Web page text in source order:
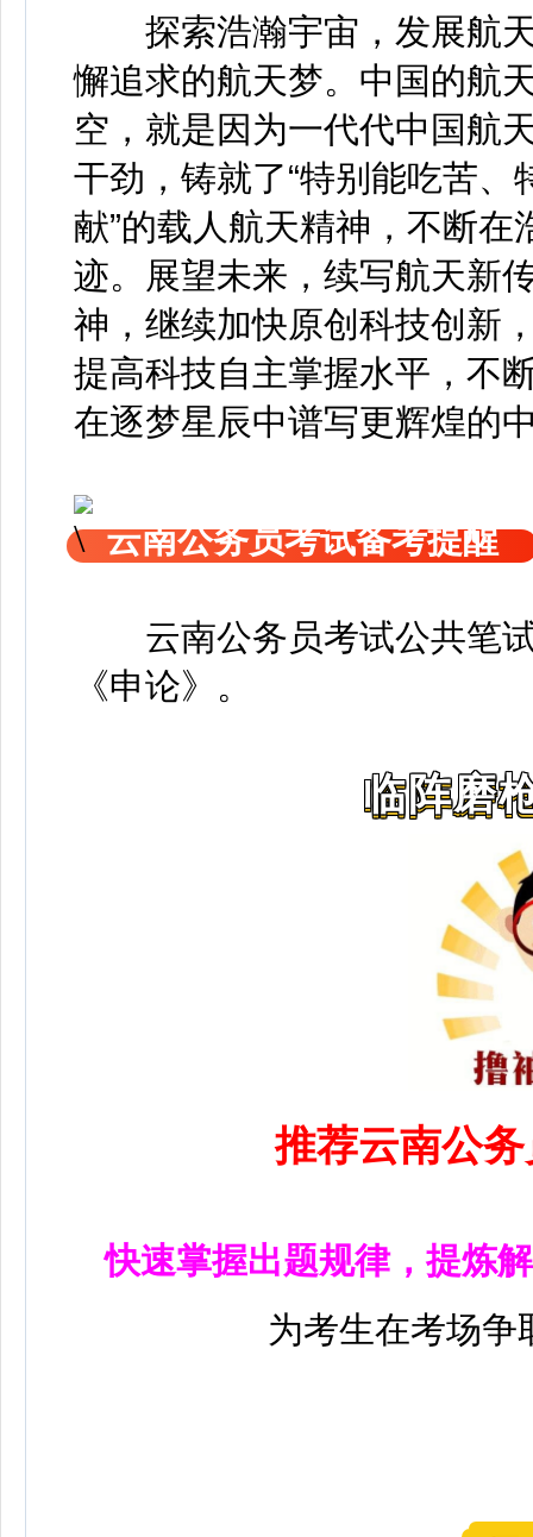
探索浩瀚宇宙，发展航天
懈追求的航天梦。中国的航
空，就是因为一代代中国航
干劲，铸就了“特别能吃苦
献”的载人航天精神，不断
迹。展望未来，续写航天新
神，继续加快原创科技创新
提高科技自主掌握水平，不
在逐梦星辰中谱写更辉煌的
云南公务员考试备考提醒
云南公务员考试公共笔
《申论》 。
临阵磨
推荐云南公
快速掌握出题规律，提炼
为考生在考场争